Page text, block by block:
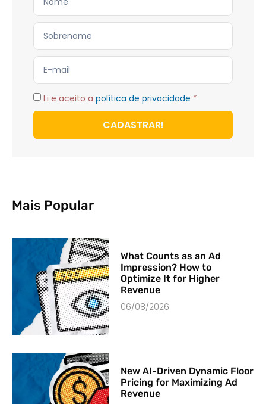
Li e aceito a política de privacidade *
CADASTRAR!
Mais Popular
What Counts as an Ad
Impression? How to
Optimize It for Higher
Revenue
06/08/2026
New AI-Driven Dynamic Floor
Pricing for Maximizing Ad
Revenue